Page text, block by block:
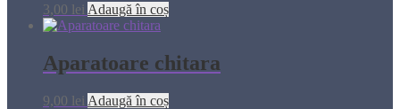
3,00 lei Adaugă în coș
Aparatoare chitara
9,00 lei Adaugă în coș